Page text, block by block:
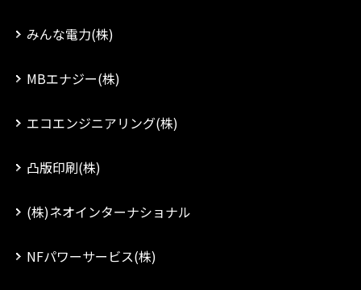
みんな電力(株)
MBエナジー(株)
エコエンジニアリング(株)
凸版印刷(株)
(株)ネオインターナショナル
NFパワーサービス(株)